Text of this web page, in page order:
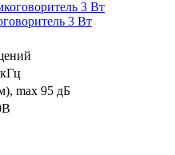
3 Вт
max 95 дБ